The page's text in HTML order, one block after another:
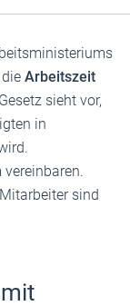
Arbeitszeit
sieht vor,
in
vereinbaren.
sind